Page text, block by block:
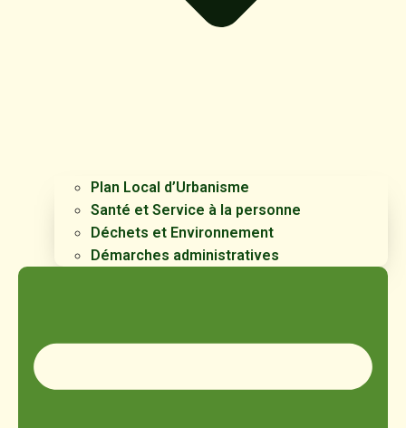
Plan Local d’Urbanisme
Santé et Service à la personne
Déchets et Environnement
Démarches administratives